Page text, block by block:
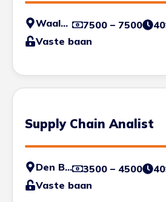
Waalwijk 7500 – 7500 40
Vaste baan
Supply Chain Analist
Den Bosch 3500 – 4500 40
Vaste baan